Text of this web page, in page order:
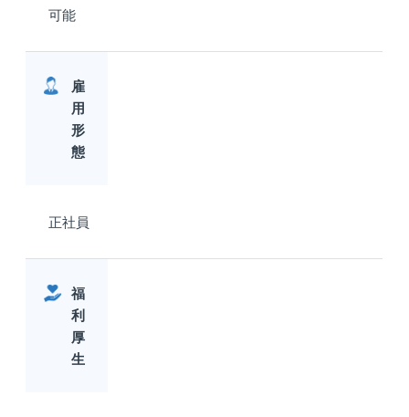
可能
雇
用
形
態
正社員
福
利
厚
生